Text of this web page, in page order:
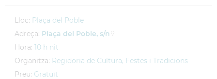
Lloc: Plaça del Poble
Adreça: Plaça del Poble, s/n
Hora: 10 h nit
Organitza: Regidoria de Cultura, Festes i Tradicions
Preu: Gratuït